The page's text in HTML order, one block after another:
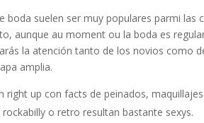
suelen ser muy populares parmi las
aunque au moment ou la boda es
la atención tanto de los novios como
amplia.
up con facts de peinados,
o retro resultan bastante sexys.